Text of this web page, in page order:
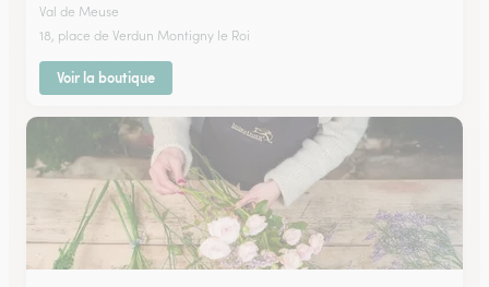
Val de Meuse
18, place de Verdun Montigny le Roi
Voir la boutique